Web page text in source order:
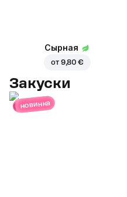
Сырная
от 9,80 €
Закуски
новинка